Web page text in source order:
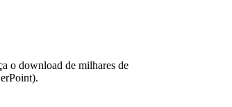
o download de milhares de